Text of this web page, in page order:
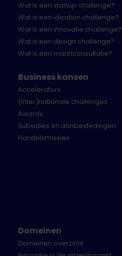
Wat is een startup challenge?
Wat is een ideation challenge?
Wat is een innovatie challenge?
Wat is een design challenge?
Wat is een marktconsultatie?
Business kansen
Accelerators
(Inter)nationale challenges
Awards
Subsidies en aanbestedingen
Handelsmissies
Domeinen
Domeinen overzicht